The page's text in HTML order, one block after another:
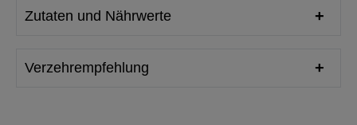
Zutaten und Nährwerte
Verzehrempfehlung